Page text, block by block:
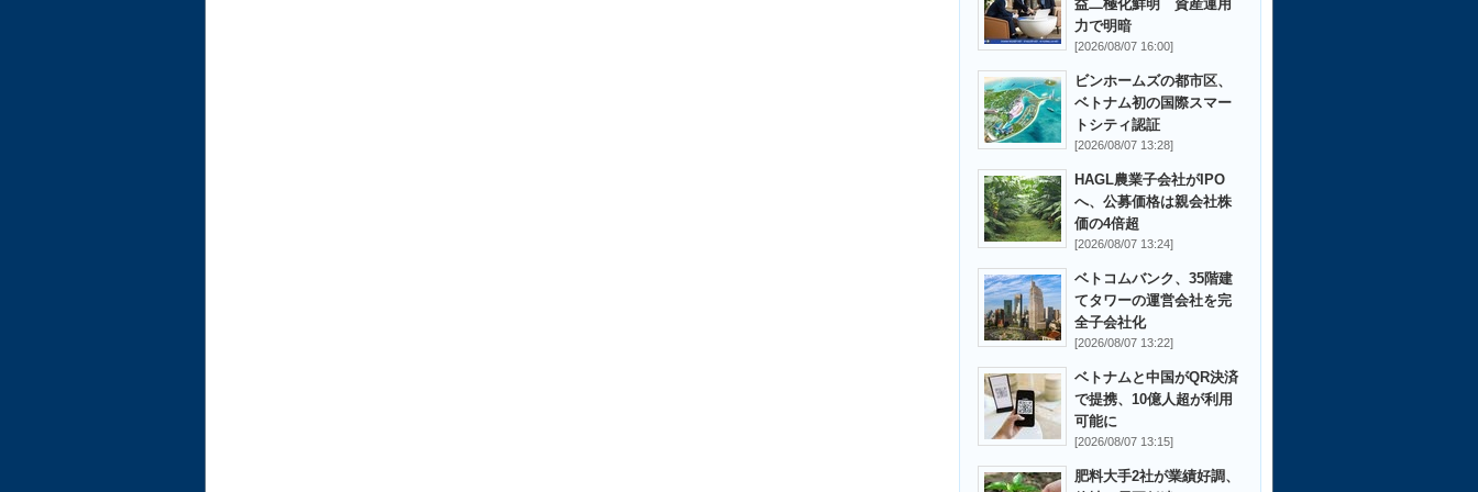
益二極化鮮明 資産運用
力で明暗
[2026/08/07 16:00]
ビンホームズの都市区、
ベトナム初の国際スマー
トシティ認証
[2026/08/07 13:28]
HAGL農業子会社がIPO
へ、公募価格は親会社株
価の4倍超
[2026/08/07 13:24]
ベトコムバンク、35階建
てタワーの運営会社を完
全子会社化
[2026/08/07 13:22]
ベトナムと中国がQR決済
で提携、10億人超が利用
可能に
[2026/08/07 13:15]
肥料大手2社が業績好調、